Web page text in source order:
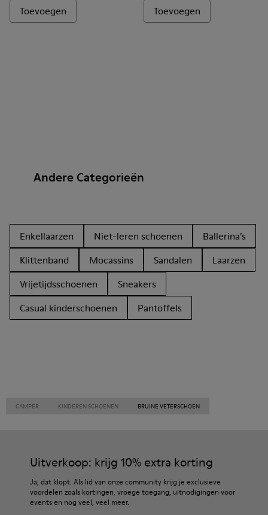
Toevoegen Toevoegen
Andere Categorieën
Enkellaarzen Niet-leren schoenen
Ballerina’s
Klittenband
Mocassins Sandalen
Laarzen
Vrijetijdsschoenen
Sneakers
Casual kinderschoenen
Pantoffels
CAMPER KINDEREN SCHOENEN BRUINE VETERSCHOEN
Uitverkoop: krijg 10% extra korting
Ja, dat klopt. Als lid van onze community krijg je exclusieve
voordelen zoals kortingen, vroege toegang, uitnodigingen voor
events en nog veel, veel meer.